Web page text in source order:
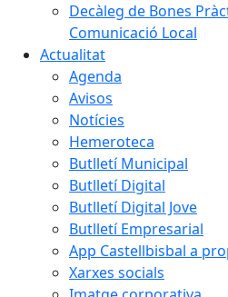
Decàleg de Bones
Comunicació Local
Actualitat
Agenda
Avisos
Notícies
Hemeroteca
Butlletí Municipal
Butlletí Digital
Butlletí Digital Jove
Butlletí Empresarial
App Castellbisbal a
Xarxes socials